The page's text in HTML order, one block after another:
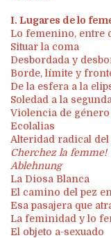
I. Lugares de lo
Lo femenino, entre
Situar la coma
Desbordada y
Borde, límite y
De la esfera a la
Soledad a la
Violencia de género
Ecolalias
Alteridad radical
Cherchez la femme!
Ablehnung
La Diosa Blanca
El camino del pez
Esa pasajera que
La feminidad y lo
El objeto a-sexuado